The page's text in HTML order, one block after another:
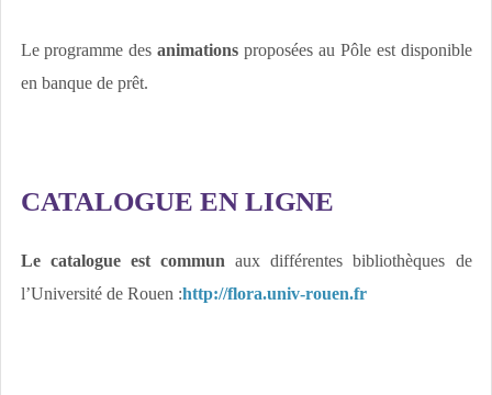
Le programme desanimations proposées au Pôle est disponible
en banque de prêt.
CATALOGUE EN LIGNE
Le catalogue est commun aux différentes bibliothèques de
l’Université de Rouen :http://flora.univ-rouen.fr